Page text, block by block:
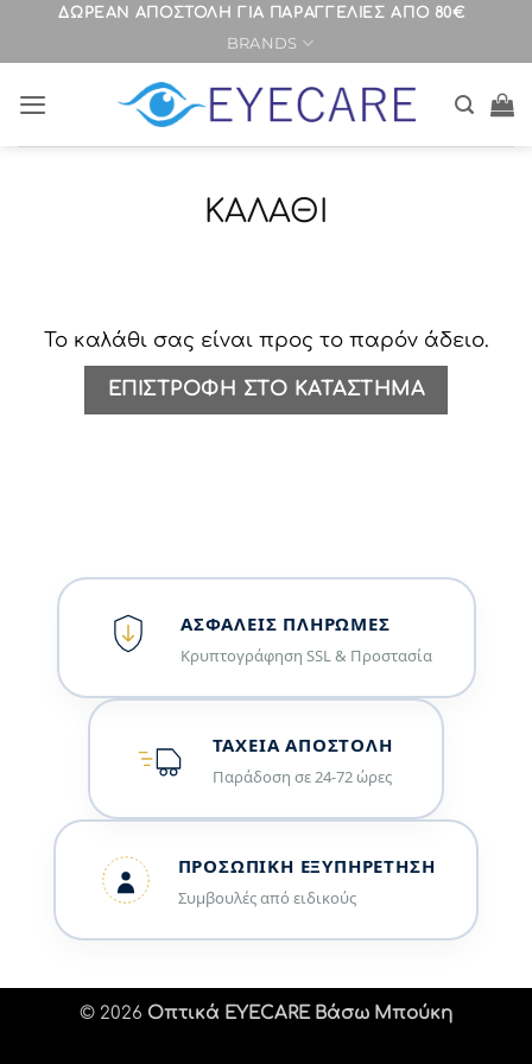
ΜετάβασηΔΩΡΕΑΝ ΑΠΟΣΤΟΛΗ ΓΙΑ ΠΑΡΑΓΓΕΛΙΕΣ ΑΠΟ 80€
BRANDS
ΚΑΛΆΘΙ
Το καλάθι σας είναι προς το παρόν άδειο.
ΕΠΙΣΤΡΟΦΉ ΣΤΟ ΚΑΤΆΣΤΗΜΑ
ΑΣΦΑΛΕΊΣ ΠΛΗΡΩΜΈΣ
Κρυπτογράφηση SSL & Προστασία
ΤΑΧΕΊΑ ΑΠΟΣΤΟΛΉ
Παράδοση σε 24-72 ώρες
ΠΡΟΣΩΠΙΚΉ ΕΞΥΠΗΡΈΤΗΣΗ
Συμβουλές από ειδικούς
© 2026 Οπτικά EYECARE Βάσω Μπούκη